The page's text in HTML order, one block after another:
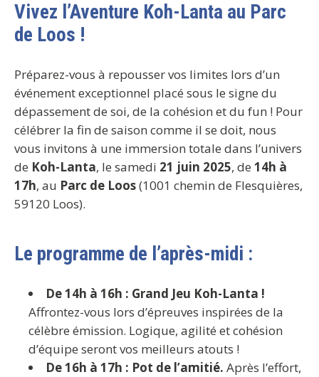
Vivez l’Aventure Koh-Lanta au Parc
de Loos !
Préparez-vous à repousser vos limites lors d’un
événement exceptionnel placé sous le signe du
dépassement de soi, de la cohésion et du fun ! Pour
célébrer la fin de saison comme il se doit, nous
vous invitons à une immersion totale dans l’univers
de Koh-Lanta, le samedi 21 juin 2025, de 14h à
17h, au Parc de Loos(1001 chemin de Flesquières,
59120 Loos).
Le programme de l’après-midi :
De 14h à 16h : Grand Jeu Koh-Lanta !
Affrontez-vous lors d’épreuves inspirées de la
célèbre émission. Logique, agilité et cohésion
d’équipe seront vos meilleurs atouts !
De 16h à 17h : Pot de l’amitié. Après l’effort,